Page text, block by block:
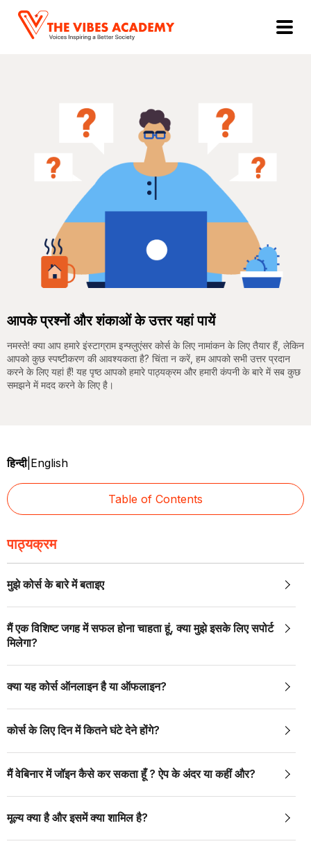
आपके प्रश्नों और शंकाओं के उत्तर यहां पायें
नमस्ते! क्या आप हमारे इंस्टाग्राम इन्फ्लुएंसर कोर्स के लिए नामांकन के लिए तैयार हैं, लेकिन
आपको कुछ स्पष्टीकरण की आवश्यकता है? चिंता न करें, हम आपको सभी उत्तर प्रदान
करने के लिए यहां हैं! यह पृष्ठ आपको हमारे पाठ्यक्रम और हमारी कंपनी के बारे में सब कुछ
समझने में मदद करने के लिए है।
हिन्दी| English
Table of Contents
पाठ्यक्रम
मुझे कोर्स के बारे में बताइए
मैं एक विशिष्ट जगह में सफल होना चाहता हूं, क्या मुझे इसके लिए सपोर्ट
मिलेगा?
क्या यह कोर्स ऑनलाइन है या ऑफलाइन?
कोर्स के लिए दिन में कितने घंटे देने होंगे?
मैं वेबिनार में जॉइन कैसे कर सकता हूँ ? ऐप के अंदर या कहीं और?
मूल्य क्या है और इसमें क्या शामिल है?